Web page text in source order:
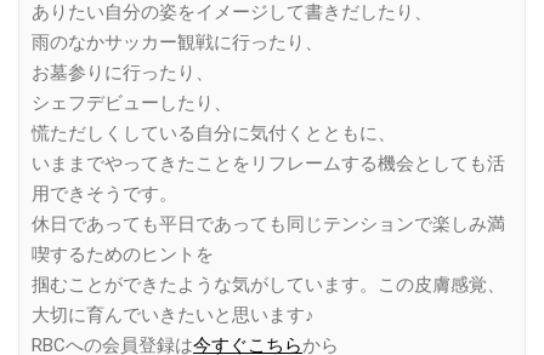
ありたい自分の姿をイメージして書きだしたり、
雨のなかサッカー観戦に行ったり、
お墓参りに行ったり、
シェフデビューしたり、
慌ただしくしている自分に気付くとともに、
いままでやってきたことをリフレームする機会としても活
用できそうです。
休日であっても平日であっても同じテンションで楽しみ満
喫するためのヒントを
掴むことができたような気がしています。この皮膚感覚、
大切に育んでいきたいと思います♪
RBCへの会員登録は今すぐこちらから